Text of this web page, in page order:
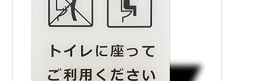
好きが集まる 比べて選べる